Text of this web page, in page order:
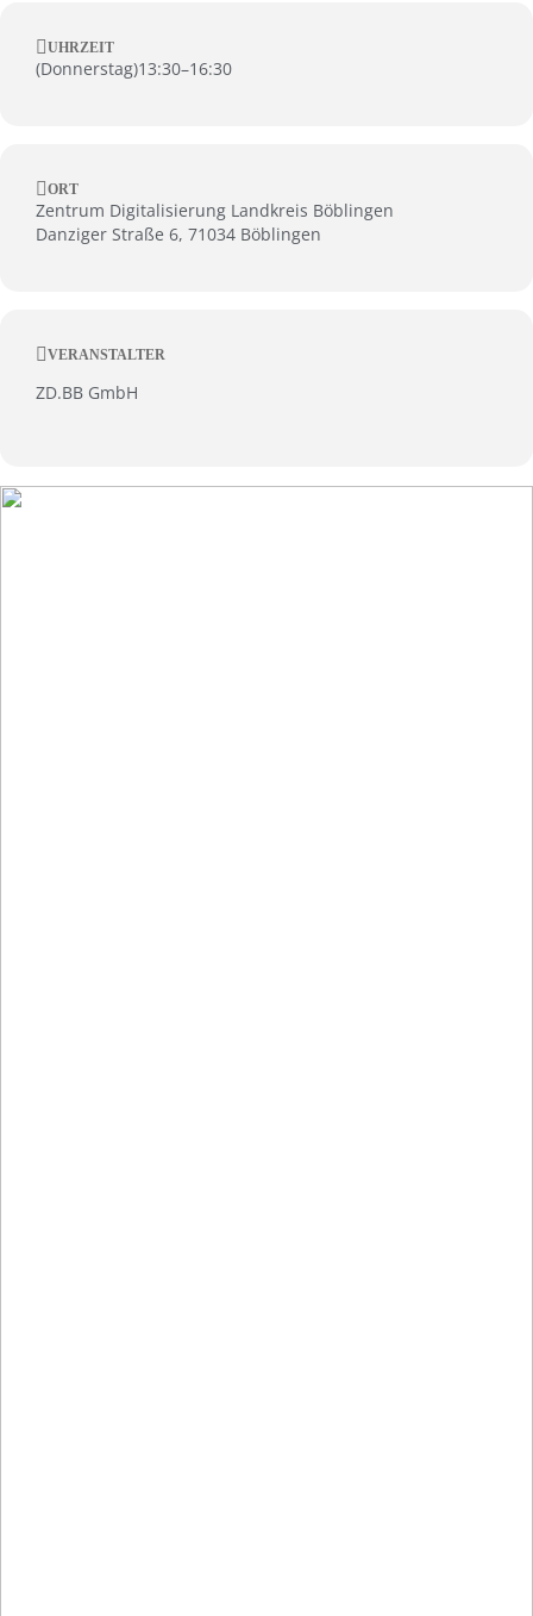
UHRZEIT
(Donnerstag)13:30–16:30
ORT
Zentrum Digitalisierung Landkreis Böblingen
Danziger Straße 6, 71034 Böblingen
VERANSTALTER
ZD.BB GmbH